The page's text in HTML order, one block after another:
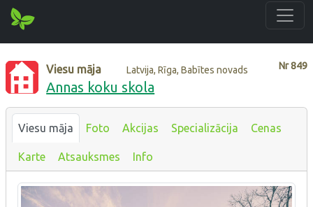
Nr849
Viesu māja Latvija, Rīga, Babītes novads
Annas koku skola
Viesu māja Foto Akcijas Specializācija Cenas
Karte Atsauksmes Info